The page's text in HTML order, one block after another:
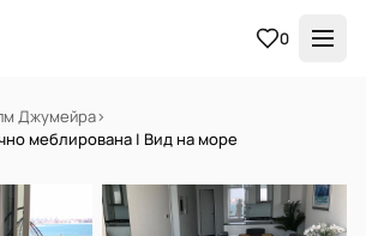
0
Джумейра›
меблирована | Вид на море
к заселению